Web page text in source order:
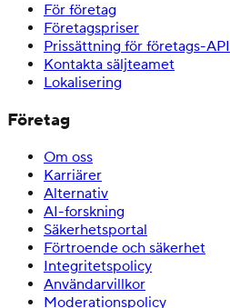
För företag
Företagspriser
Prissättning för företags-API
Kontakta säljteamet
Lokalisering
Företag
Om oss
Karriärer
Alternativ
AI-forskning
Säkerhetsportal
Förtroende och säkerhet
Integritetspolicy
Användarvillkor
Moderationspolicy